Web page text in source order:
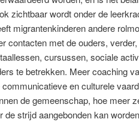
zichtbaar wordt onder de
migrantenkinderen andere
contacten met de ouders,
cursussen, sociale
te betrekken. Meer coaching
en culturele
de gemeenschap, hoe meer
de strijd aangebonden kan